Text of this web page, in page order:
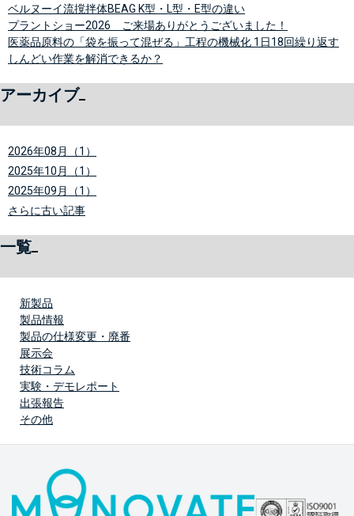
ベルヌーイ流撹拌体BEAG K型・L型・E型の違い
プラントショー2026 ご来場ありがとうございました！
医薬品原料の「袋を振って混ぜる」工程の機械化 1日18回繰り返す
しんどい作業を解消できるか？
アーカイブ
2026年08月（1）
2025年10月（1）
2025年09月（1）
さらに古い記事
一覧
新製品
製品情報
製品の仕様変更・廃番
展示会
技術コラム
実験・デモレポート
出張報告
その他